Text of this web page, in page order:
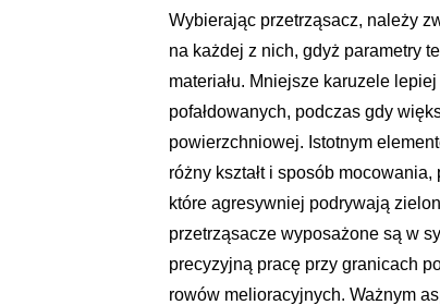
Wybierając przetrząsacz, należy
na każdej z nich, gdyż parametry
materiału. Mniejsze karuzele
pofałdowanych, podczas gdy
powierzchniowej. Istotnym
różny kształt i sposób
które agresywniej podrywają
przetrząsacze wyposażone są w
precyzyjną pracę przy granicach
rowów melioracyjnych. Ważnym